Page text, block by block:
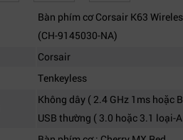
Bàn phím cơ Corsair K63
(CH-9145030-NA)
Corsair
Tenkeyless
Không dây ( 2.4 GHz 1ms hoặc
USB thường ( 3.0 hoặc 3.1 loại-